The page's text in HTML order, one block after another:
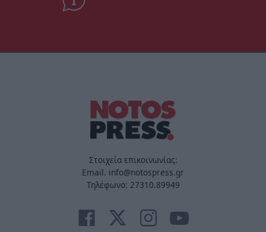
Στοιχεία επικοινωνίας:
Email. info@notospress.gr
Τηλέφωνο: 27310.89949